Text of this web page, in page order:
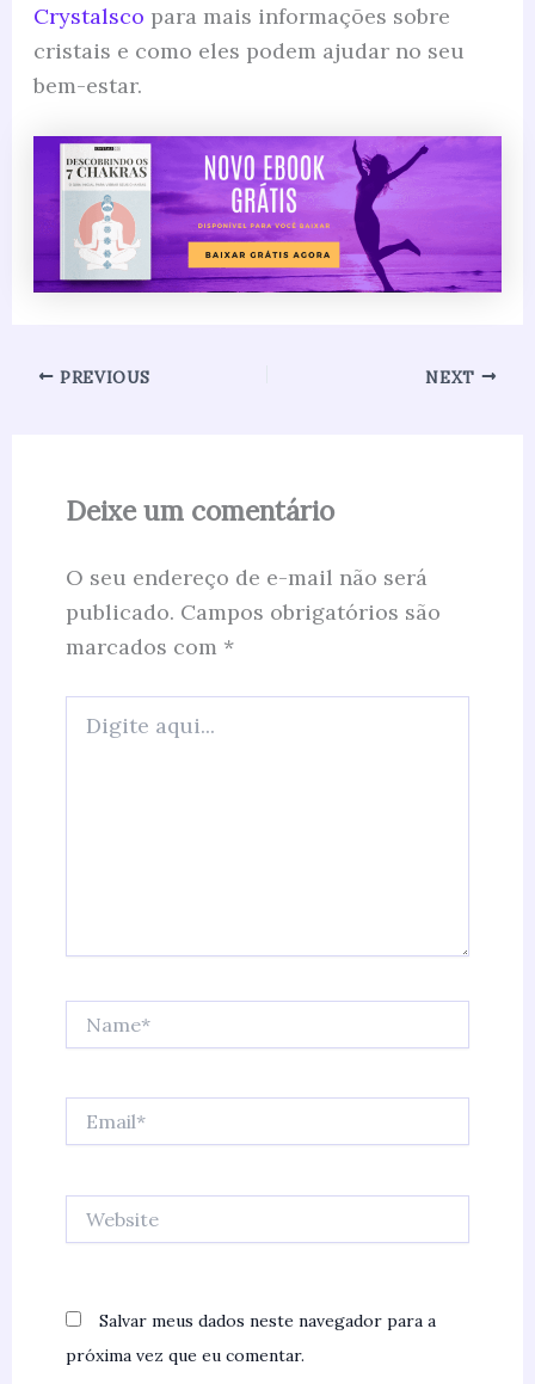
Crystalsco para mais informações sobre
cristais e como eles podem ajudar no seu
bem-estar.
PREVIOUS NEXT
Deixe um comentário
O seu endereço de e-mail não será
publicado. Campos obrigatórios são
marcados com *
aqui...
Salvar meus dados neste navegador para a
próxima vez que eu comentar.